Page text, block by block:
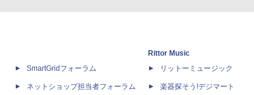
SmartGridフォーラム
ネットショップ担当者フォーラム
Rittor Music
リットーミュージック
楽器探そう!デジマート